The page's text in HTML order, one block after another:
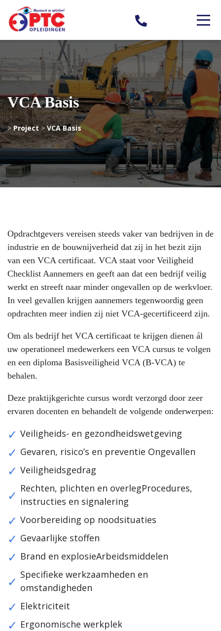
VCA Basis
>Project>VCA Basis
Opdrachtgevers vereisen steeds vaker van bedrijven in de
industrie en de bouwnijverheid dat zij in het bezit zijn
van een VCA certificaat. VCA staat voor Veiligheid
Checklist Aannemers en geeft aan dat een bedrijf veilig
werkt en streeft naar minder ongevallen op de werkvloer.
In veel gevallen krijgen aannemers tegenwoordig geen
opdrachten meer indien zij niet VCA-gecertificeerd zijn.
Om als bedrijf het VCA certificaat te krijgen dienen ál
uw operationeel medewerkers een VCA cursus te volgen
en een diploma Basisveiligheid VCA (B-VCA) te
behalen.
Deze praktijkgerichte cursus wordt verzorgd door zeer
ervaren docenten en behandelt de volgende onderwerpen:
Veiligheids- en gezondheidswetgeving
Gevaren, risico’s en preventie Ongevallen
Veiligheidsgedrag
Rechten, plichten en overlegProcedures,
instructies en signalering
Voorbereiding op noodsituaties
Gevaarlijke stoffen
Brand en explosieArbeidsmiddelen
Specifieke werkzaamheden en
omstandigheden
Elektriciteit
Ergonomische werkplek